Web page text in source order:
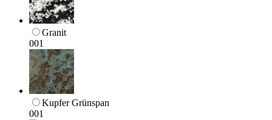
Granit
001
Kupfer Grünspan
001